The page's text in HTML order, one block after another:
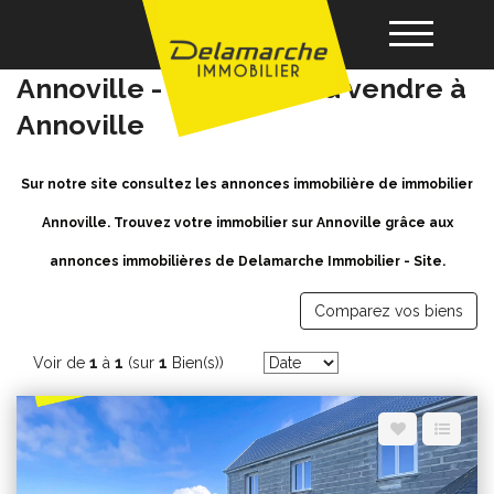
Acheter
Vendre
Nos agences
Achat / Vente immobilier
Annoville - immobilier a vendre à
Annoville
Sur notre site consultez les annonces immobilière de immobilier
Annoville. Trouvez votre immobilier sur Annoville grâce aux
annonces immobilières de Delamarche Immobilier - Site.
Comparez vos biens
Voir de 1 à 1 (sur 1 Bien(s))